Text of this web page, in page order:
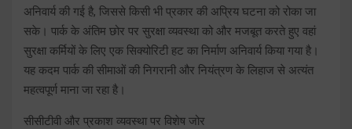
अनिवार्य की गई है, जिससे किसी भी प्रकार की अप्रिय घटना को रोका जा
सके। पार्क के अंतिम छोर पर सुरक्षा व्यवस्था को और मजबूत करते हुए वहां
सुरक्षा कर्मियों के लिए एक सिक्योरिटी हट का निर्माण अनिवार्य किया गया है।
यह कदम पार्क की सीमाओं की निगरानी और नियंत्रण के लिहाज से अत्यंत
महत्वपूर्ण माना जा रहा है।
सीसीटीवी और प्रकाश व्यवस्था पर विशेष जोर